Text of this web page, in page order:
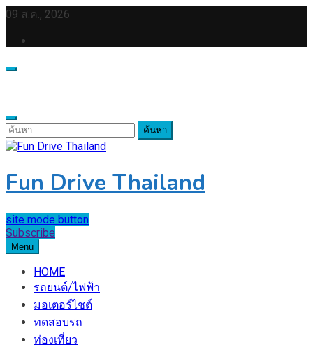
Skip
content
09 ส.ค., 2026
ค้นหา
สำหรับ:
Fun Drive Thailand
site mode button
Subscribe
Menu
HOME
รถยนต์/ไฟฟ้า
มอเตอร์ไชต์
ทดสอบรถ
ท่องเที่ยว